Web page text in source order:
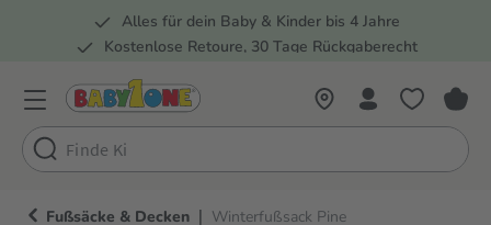
Zur Hauptnavigation springen
Alles für dein Baby & Kinder bis 4 Jahre
Kostenlose Retoure, 30 Tage Rückgaberecht
Fußsäcke & Decken | Winterfußsack Pine